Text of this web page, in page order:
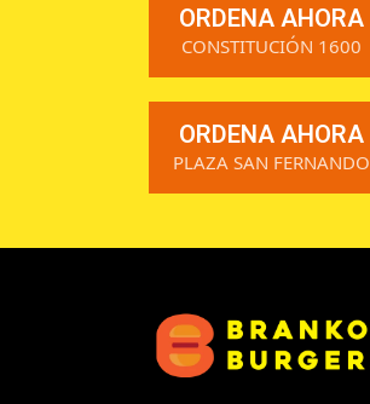
ORDENA AHORA
CONSTITUCIÓN 1600
ORDENA AHORA
PLAZA SAN FERNANDO